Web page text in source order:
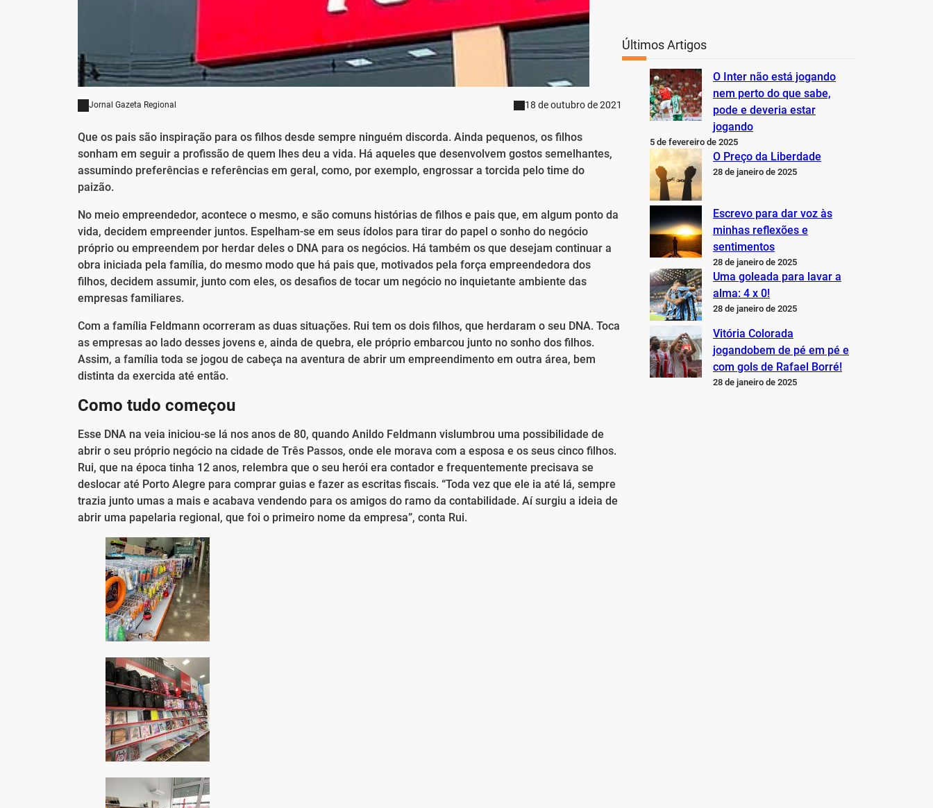
Jornal Gazeta Regional 18 de outubro de 2021
Que os pais são inspiração para os filhos desde sempre ninguém discorda. Ainda pequenos, os filhos
sonham em seguir a profissão de quem lhes deu a vida. Há aqueles que desenvolvem gostos semelhantes,
assumindo preferências e referências em geral, como, por exemplo, engrossar a torcida pelo time do
paizão.
No meio empreendedor, acontece o mesmo, e são comuns histórias de filhos e pais que, em algum ponto da
vida, decidem empreender juntos. Espelham-se em seus ídolos para tirar do papel o sonho do negócio
próprio ou empreendem por herdar deles o DNA para os negócios. Há também os que desejam continuar a
obra iniciada pela família, do mesmo modo que há pais que, motivados pela força empreendedora dos
filhos, decidem assumir, junto com eles, os desafios de tocar um negócio no inquietante ambiente das
empresas familiares.
Com a família Feldmann ocorreram as duas situações. Rui tem os dois filhos, que herdaram o seu DNA. Toca
as empresas ao lado desses jovens e, ainda de quebra, ele próprio embarcou junto no sonho dos filhos.
Assim, a família toda se jogou de cabeça na aventura de abrir um empreendimento em outra área, bem
distinta da exercida até então.
Como tudo começou
Esse DNA na veia iniciou-se lá nos anos de 80, quando Anildo Feldmann vislumbrou uma possibilidade de
abrir o seu próprio negócio na cidade de Três Passos, onde ele morava com a esposa e os seus cinco filhos.
Rui, que na época tinha 12 anos, relembra que o seu herói era contador e frequentemente precisava se
deslocar até Porto Alegre para comprar guias e fazer as escritas fiscais. “Toda vez que ele ia até lá, sempre
trazia junto umas a mais e acabava vendendo para os amigos do ramo da contabilidade. Aí surgiu a ideia de
abrir uma papelaria regional, que foi o primeiro nome da empresa”, conta Rui.
Últimos Artigos
O Inter não está jogando
nem perto do que sabe,
pode e deveria estar
jogando
5 de fevereiro de 2025
O Preço da Liberdade
28 de janeiro de 2025
Escrevo para dar voz às
minhas reflexões e
sentimentos
28 de janeiro de 2025
Uma goleada para lavar a
alma: 4 x 0!
28 de janeiro de 2025
Vitória Colorada
jogandobem de pé em pé e
com gols de Rafael Borré!
28 de janeiro de 2025